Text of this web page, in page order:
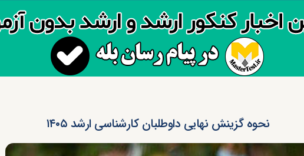
نحوه گزینش نهایی داوطلبان کارشناسی ارشد ۱۴۰۵